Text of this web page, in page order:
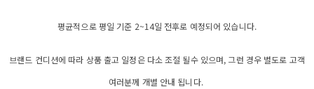
평균적으로 평일 기준 2~14일 전후로 예정되어 있습니다.
브랜드 컨디션에 따라 상품 출고 일정은 다소 조절 될수 있으며, 그런 경우 별도로 고객
여러분께 개별 안내 됩니다.